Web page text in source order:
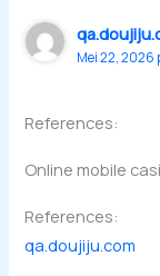
Mei 22, 2026
References:
Online mobile
References:
qa.doujiju.com